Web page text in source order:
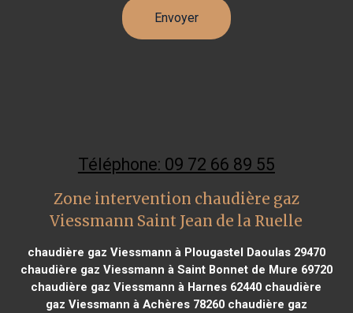
Téléphone: 09 72 66 89 55
Zone intervention chaudière gaz
Viessmann Saint Jean de la Ruelle
chaudière gaz Viessmann à Plougastel Daoulas 29470
chaudière gaz Viessmann à Saint Bonnet de Mure 69720
chaudière gaz Viessmann à Harnes 62440 chaudière
gaz Viessmann à Achères 78260chaudière gaz